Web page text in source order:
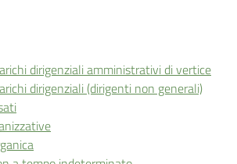
dirigenziali amministrativi di vertice
dirigenziali (dirigenti non generali)